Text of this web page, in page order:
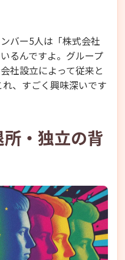
バー5人は「株式会社
るんですよ。グループ
社設立によって従来と
、すごく興味深いです
・独立の背